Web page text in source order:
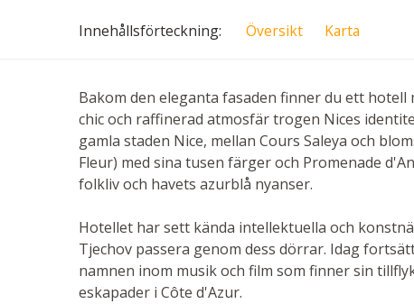
Innehållsförteckning Översikt Karta
Bakom den eleganta fasaden finner du ett hotell
chic och raffinerad atmosfär trogen Nices
gamla staden Nice, mellan Cours Saleya och
Fleur) med sina tusen färger och Promenade
folkliv och havets azurblå nyanser.
Hotellet har sett kända intellektuella och
Tjechov passera genom dess dörrar. Idag
namnen inom musik och film som finner sin
eskapader i Côte d'Azur.